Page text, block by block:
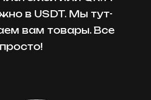
в USDT. Мы тут-
вам товары. Все